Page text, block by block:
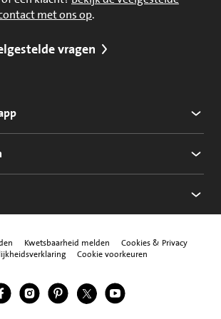
met ons op.
vragen
Kwetsbaarheid melden
Cookies & Privacy
Cookie voorkeuren
onsFacebook
Jumbo Instagram
Jumbo Pinterest
Jumbo Twitter
Jumbo YouTube